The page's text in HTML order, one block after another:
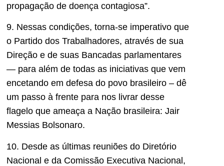
propagação de doença contagiosa”.
9. Nessas condições, torna-se imperativo que
o Partido dos Trabalhadores, através de sua
Direção e de suas Bancadas parlamentares
— para além de todas as iniciativas que vem
encetando em defesa do povo brasileiro – dê
um passo à frente para nos livrar desse
flagelo que ameaça a Nação brasileira: Jair
Messias Bolsonaro.
10. Desde as últimas reuniões do Diretório
Nacional e da Comissão Executiva Nacional,